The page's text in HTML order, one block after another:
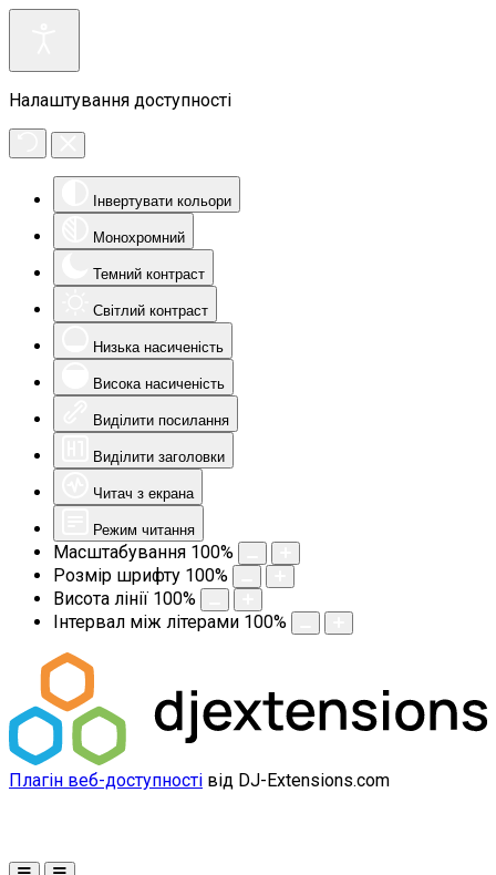
Налаштування доступності
Інвертувати кольори
Монохромний
Темний контраст
Світлий контраст
Низька насиченість
Висока насиченість
Виділити посилання
Виділити заголовки
Читач з екрана
Режим читання
Масштабування 100%
Розмір шрифту 100%
Висота лінії 100%
Інтервал між літерами 100%
Плагін веб-доступності від DJ-Extensions.com